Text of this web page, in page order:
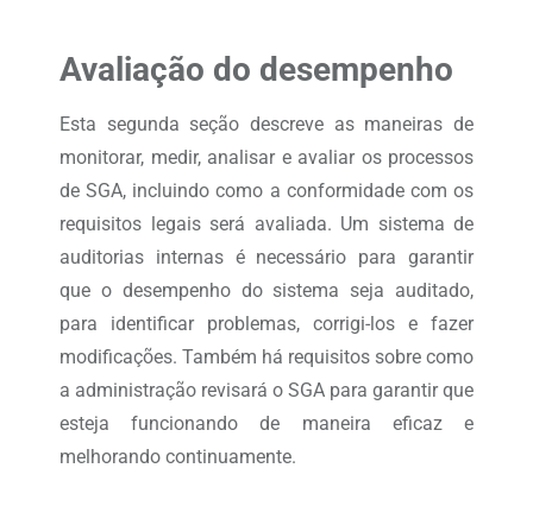
Avaliação do desempenho
Esta segunda seção descreve as maneiras de
monitorar, medir, analisar e avaliar os processos
de SGA, incluindo como a conformidade com os
requisitos legais será avaliada. Um sistema de
auditorias internas é necessário para garantir
que o desempenho do sistema seja auditado,
para identificar problemas, corrigi-los e fazer
modificações. Também há requisitos sobre como
a administração revisará o SGA para garantir que
esteja funcionando de maneira eficaz e
melhorando continuamente.